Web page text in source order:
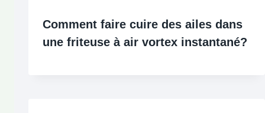
Comment faire cuire des ailes dans
une friteuse à air vortex instantané?